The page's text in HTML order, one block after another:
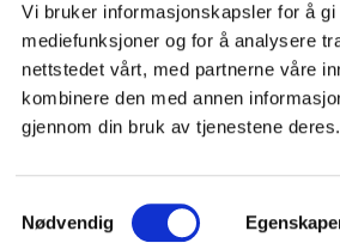
Vi bruker informasjonskapsler for å
mediefunksjoner og for å analysere
nettstedet vårt, med partnerne våre
kombinere den med annen
gjennom din bruk av tjenestene deres.
Samtykkevalg
Nødvendig
Våre samarbeidspartnere